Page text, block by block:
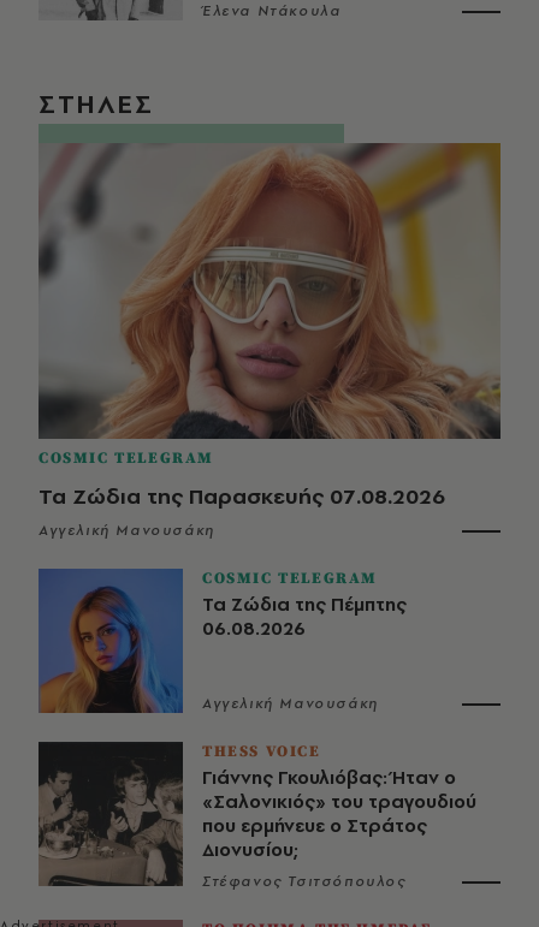
Έλενα Ντάκουλα
ΣΤΗΛΕΣ
COSMIC TELEGRAM
Τα Ζώδια της Παρασκευής 07.08.2026
Αγγελική Μανουσάκη
COSMIC TELEGRAM
Τα Ζώδια της Πέμπτης
06.08.2026
Αγγελική Μανουσάκη
THESS VOICE
Γιάννης Γκουλιόβας: Ήταν ο
«Σαλονικιός» του τραγουδιού
που ερμήνευε ο Στράτος
Διονυσίου;
Στέφανος Τσιτσόπουλος